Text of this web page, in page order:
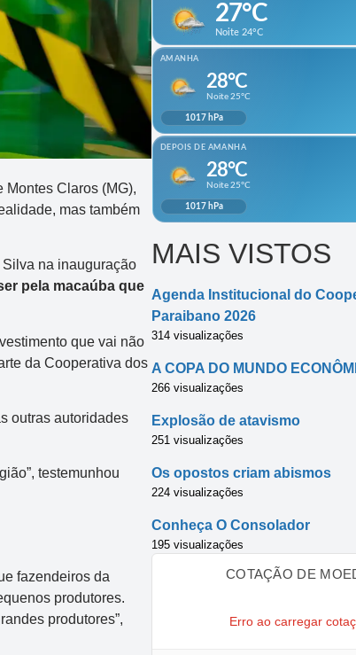
Claros (MG),
mas também
Silva na inauguração
pela macaúba que
que vai não
da Cooperativa dos
outras autoridades
testemunhou
fazendeiros da
produtores.
produtores”,
MAIS VISTOS
Agenda Institucional do
Paraibano 2026
314 visualizações
A COPA DO MUNDO
266 visualizações
Explosão de atavismo
251 visualizações
Os opostos criam abismos
224 visualizações
Conheça O Consolador
195 visualizações
COTAÇÃO DE
Erro ao carregar